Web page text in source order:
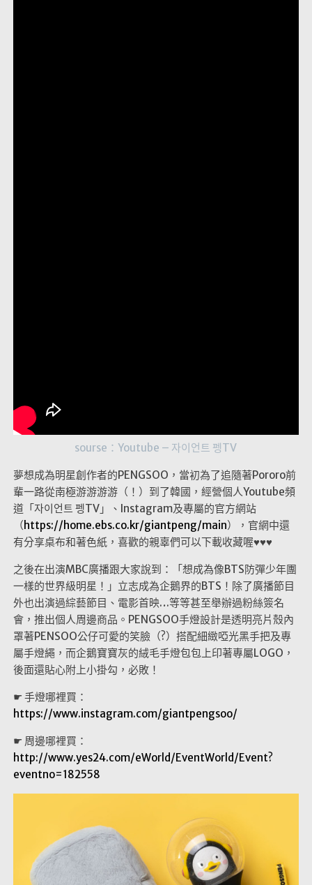
sourse：Youtube – 자이언트 펭TV
夢想成為明星創作者的PENGSOO，當初為了追隨著Pororo前
輩一路從南極游游游游（！）到了韓國，經營個人Youtube頻
道「자이언트 펭TV」、Instagram及專屬的官方網站
（https://home.ebs.co.kr/giantpeng/main），官網中還
有分享桌布和著色紙，喜歡的親辜們可以下載收藏喔♥♥♥
之後在出演MBC廣播跟大家說到：「想成為像BTS防彈少年團
一樣的世界級明星！」立志成為企鵝界的BTS！除了廣播節目
外也出演過綜藝節目、電影首映…等等甚至舉辦過粉絲簽名
會，推出個人周邊商品。PENGSOO手燈設計是透明亮片殼內
罩著PENSOO公仔可愛的笑臉（?）搭配細緻啞光黑手把及專
屬手燈繩，而企鵝寶寶灰的絨毛手燈包包上印著專屬LOGO，
後面還貼心附上小掛勾，必敗！
☛ 手燈哪裡買：
https://www.instagram.com/giantpengsoo/
☛ 周邊哪裡買：
http://www.yes24.com/eWorld/EventWorld/Event?
eventno=182558